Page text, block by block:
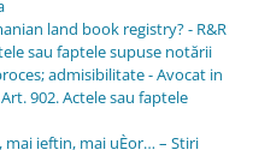
land book registry? - R&R
sau faptele supuse notării
admisibilitate - Avocat in
Art. 902. Actele sau faptele
mai ieftin, mai uÈor… – Stiri